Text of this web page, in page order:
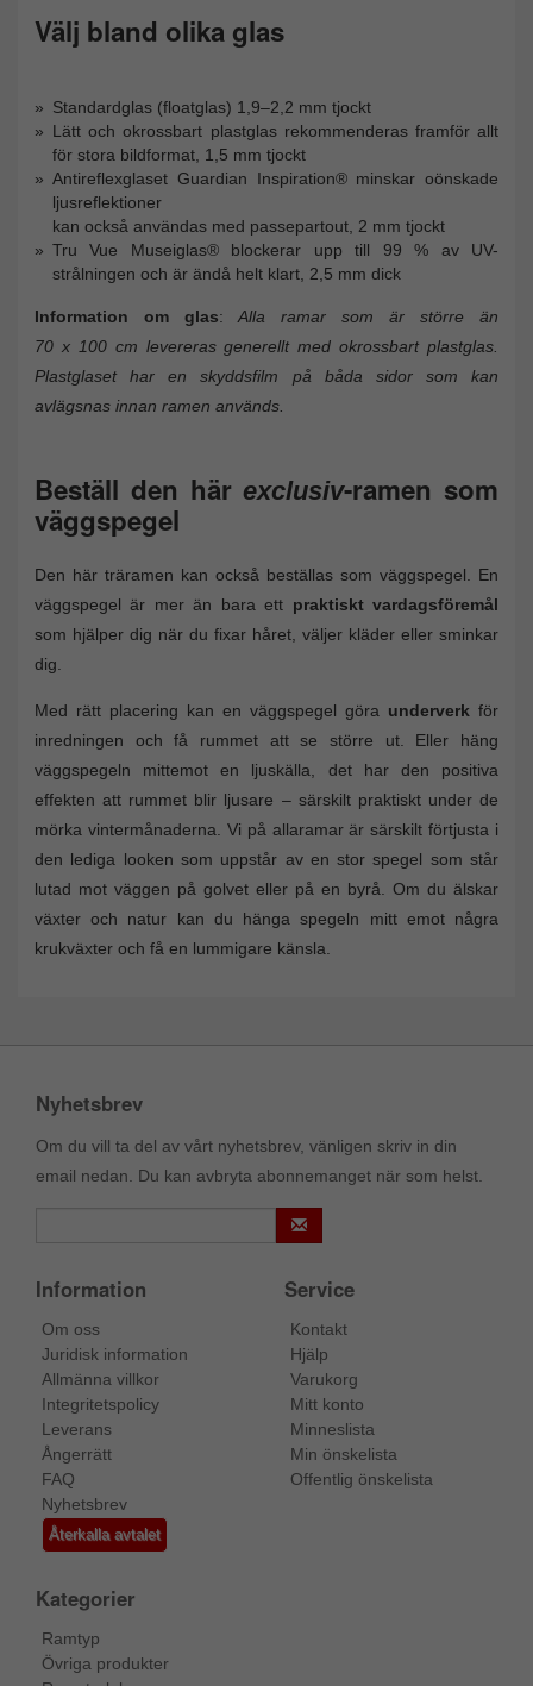
Välj bland olika glas
Standardglas (floatglas) 1,9–2,2 mm tjockt
Lätt och okrossbart plastglas rekommenderas framför allt
för stora bildformat, 1,5 mm tjockt
Antireflexglaset Guardian Inspiration® minskar oönskade
ljusreflektioner
kan också användas med passepartout, 2 mm tjockt
Tru Vue Museiglas® blockerar upp till 99 % av UV-
strålningen och är ändå helt klart, 2,5 mm dick
Information om glas: Alla ramar som är större än
70 x 100 cm levereras generellt med okrossbart plastglas.
Plastglaset har en skyddsfilm på båda sidor som kan
avlägsnas innan ramen används.
Beställ den härexclusiv-ramen som
väggspegel
Den här träramen kan också beställas som väggspegel. En
väggspegel är mer än bara ett praktiskt vardagsföremål
som hjälper dig när du fixar håret, väljer kläder eller sminkar
dig.
Med rätt placering kan en väggspegel göra underverk för
inredningen och få rummet att se större ut. Eller häng
väggspegeln mittemot en ljuskälla, det har den positiva
effekten att rummet blir ljusare – särskilt praktiskt under de
mörka vintermånaderna. Vi på allaramar är särskilt förtjusta i
den lediga looken som uppstår av en stor spegel som står
lutad mot väggen på golvet eller på en byrå. Om du älskar
växter och natur kan du hänga spegeln mitt emot några
krukväxter och få en lummigare känsla.
Nyhetsbrev
Om du vill ta del av vårt nyhetsbrev, vänligen skriv in din
email nedan. Du kan avbryta abonnemanget när som helst.
Information
Om oss
Juridisk information
Allmänna villkor
Integritetspolicy
Leverans
Ångerrätt
FAQ
Nyhetsbrev
Återkalla avtalet
Service
Kontakt
Hjälp
Varukorg
Mitt konto
Minneslista
Min önskelista
Offentlig önskelista
Kategorier
Ramtyp
Övriga produkter